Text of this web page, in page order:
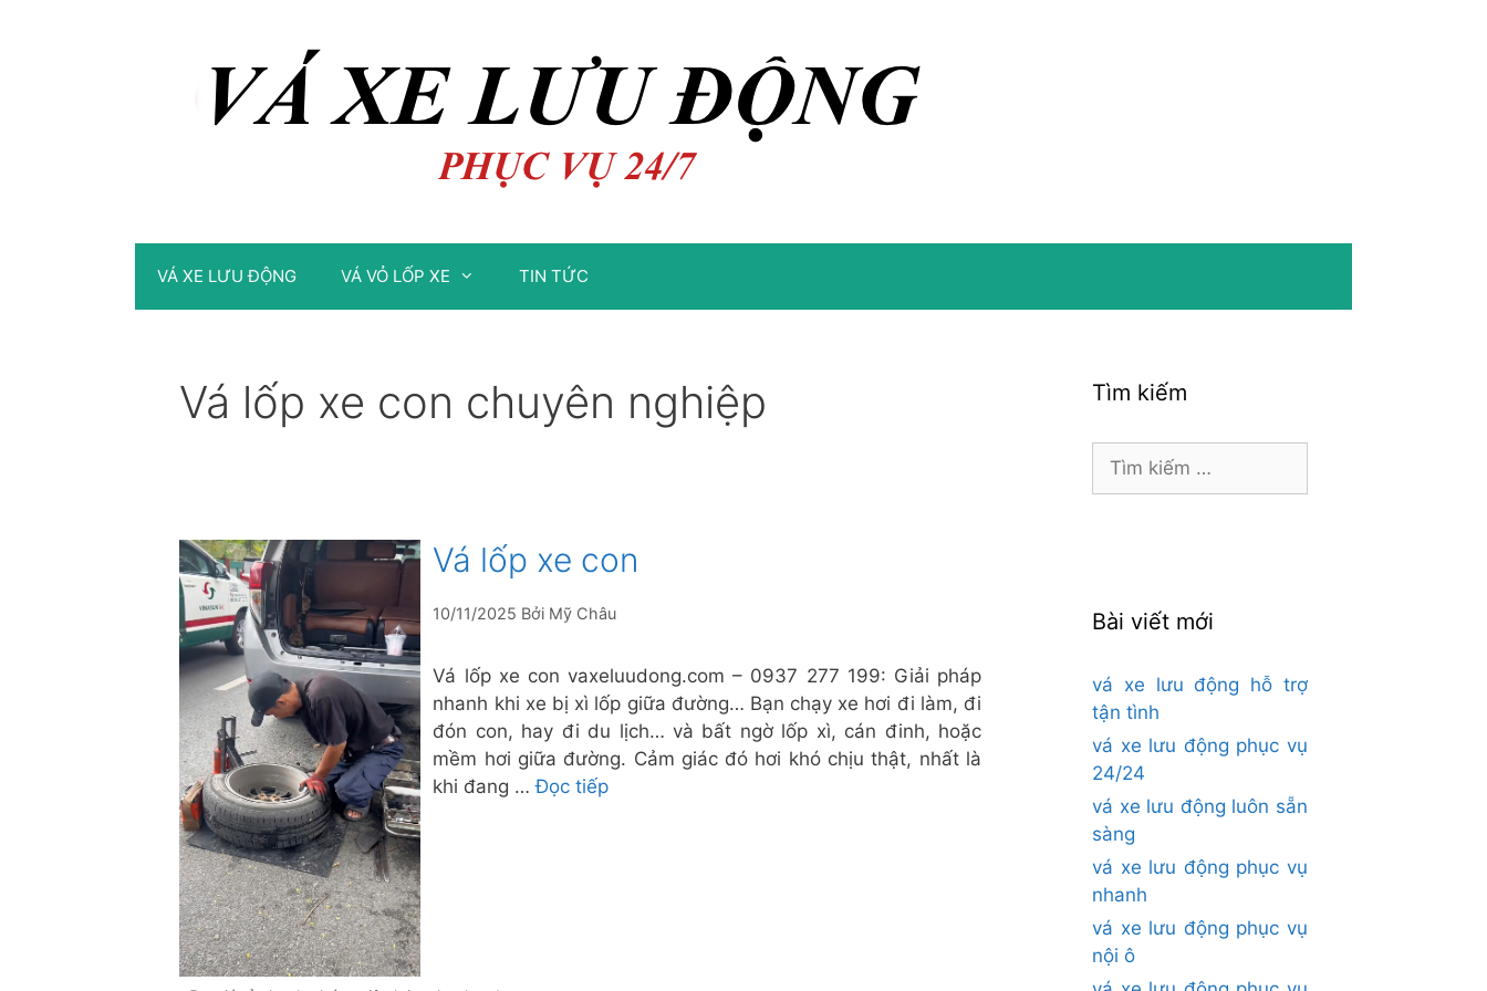
VÁ XE LƯU ĐỘNG VÁ VỎ LỐP XE TIN TỨC
Vá lốp xe con chuyên nghiệp
Vá lốp xe con
10/11/2025 Bởi Mỹ Châu
Vá lốp xe con vaxeluudong.com – 0937 277 199: Giải pháp
nhanh khi xe bị xì lốp giữa đường… Bạn chạy xe hơi đi làm, đi
đón con, hay đi du lịch… và bất ngờ lốp xì, cán đinh, hoặc
mềm hơi giữa đường. Cảm giác đó hơi khó chịu thật, nhất là
khi đang …Đọc tiếp
Tìm kiếm
Tìm
Bài viết mới
vá xe lưu động hỗ trợ
tận tình
vá xe lưu động phục vụ
24/24
vá xe lưu động luôn sẵn
sàng
vá xe lưu động phục vụ
nhanh
vá xe lưu động phục vụ
nội ô